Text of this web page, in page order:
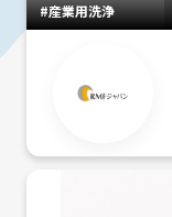
#産業用洗浄